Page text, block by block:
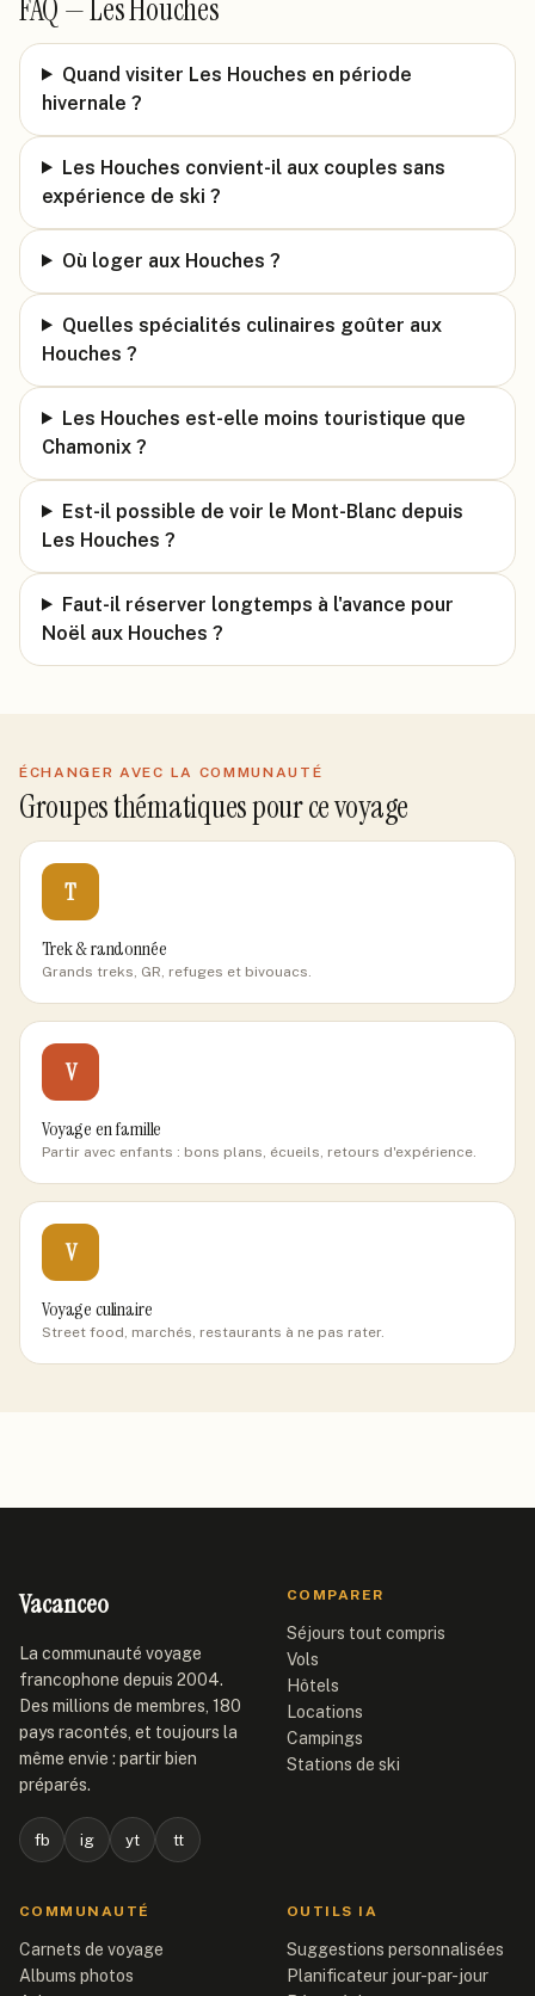
FAQ —Les Houches
Quand visiter Les Houches en période
hivernale ?
Les Houches convient-il aux couples sans
expérience de ski ?
Où loger aux Houches ?
Quelles spécialités culinaires goûter aux
Houches ?
Les Houches est-elle moins touristique que
Chamonix ?
Est-il possible de voir le Mont-Blanc depuis
Les Houches ?
Faut-il réserver longtemps à l'avance pour
Noël aux Houches ?
ÉCHANGER AVEC LA COMMUNAUTÉ
Groupes thématiques pour ce voyage
T
Trek & randonnée
Grands treks, GR, refuges et bivouacs.
V
Voyage en famille
Partir avec enfants : bons plans, écueils, retours d'expérience.
V
Voyage culinaire
Street food, marchés, restaurants à ne pas rater.
Vacanceo
La communauté voyage
francophone depuis 2004.
Des millions de membres, 180
pays racontés, et toujours la
même envie : partir bien
préparés.
fb ig yt tt
COMPARER
Séjours tout compris
Vols
Hôtels
Locations
Campings
Stations de ski
COMMUNAUTÉ
Carnets de voyage
Albums photos
OUTILS IA
Suggestions personnalisées
Planificateur jour-par-jour